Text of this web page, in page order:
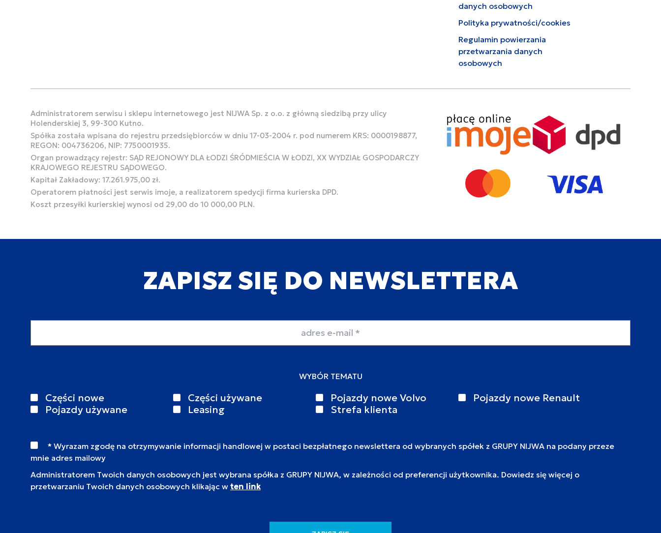
danych osobowych
Polityka prywatności/cookies
Regulamin powierzania
przetwarzania danych
osobowych
Administratorem serwisu i sklepu internetowego jest NIJWA Sp. z o.o. z główną siedzibą przy ulicy
Holenderskiej 3, 99-300 Kutno.
Spółka została wpisana do rejestru przedsiębiorców w dniu 17-03-2004 r. pod numerem KRS: 0000198877,
REGON: 004736206, NIP: 7750001935.
Organ prowadzący rejestr: SĄD REJONOWY DLA ŁODZI ŚRÓDMIEŚCIA W ŁODZI, XX WYDZIAŁ GOSPODARCZY
KRAJOWEGO REJESTRU SĄDOWEGO.
Kapitał Zakładowy: 17.261.975,00 zł.
Operatorem płatności jest serwis imoje, a realizatorem spedycji firma kurierska DPD.
Koszt przesyłki kurierskiej wynosi od 29,00 do 10 000,00 PLN.
ZAPISZ SIĘ DO NEWSLETTERA
WYBÓR TEMATU
Części nowe Części używane Pojazdy nowe Volvo
Pojazdy nowe Renault
Pojazdy używane
Leasing Strefa klienta
* Wyrazam zgodę na otrzymywanie informacji handlowej w postaci bezpłatnego newslettera od wybranych spółek z GRUPY NIJWA na podany przeze
mnie adres mailowy
Administratorem Twoich danych osobowych jest wybrana spółka z GRUPY NIJWA, w zależności od preferencji użytkownika. Dowiedz się więcej o
przetwarzaniu Twoich danych osobowych klikając w ten link